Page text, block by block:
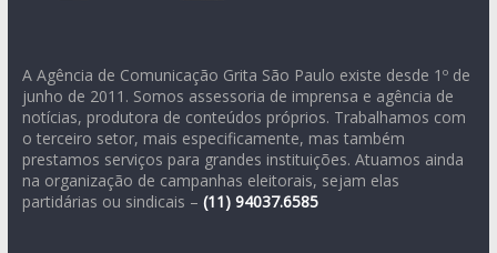
A Agência de Comunicação Grita São Paulo existe desde 1º de
junho de 2011. Somos assessoria de imprensa e agência de
notícias, produtora de conteúdos próprios. Trabalhamos com
o terceiro setor, mais especificamente, mas também
prestamos serviços para grandes instituições. Atuamos ainda
na organização de campanhas eleitorais, sejam elas
partidárias ou sindicais – (11) 94037.6585